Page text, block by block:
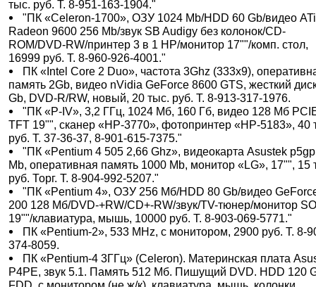
тыс. руб. Т. 8-951-163-1904."
"ПК «Celeron-1700», ОЗУ 1024 Мb/HDD 60 Gb/видео ATi
Radeon 9600 256 Mb/звук SB Audigy без колонок/CD-
ROM/DVD-RW/принтер 3 в 1 НР/монитор 17""/комп. стол,
16999 руб. Т. 8-960-926-4001."
ПК «Intel Core 2 Duo», частота 3Ghz (333x9),
память 2Gb, видео nVidia GeForce 8600 GTS, жесткий
Gb, DVD-R/RW, новый, 20 тыс. руб. Т. 8-913-317-1976.
"ПК «P-IV», 3,2 ГГц, 1024 Мб, 160 Гб, видео 128 Мб
TFT 19"", сканер «НР-3770», фотопринтер «НР-5183», 40
руб. Т. 37-36-37, 8-901-615-7375."
"ПК «Pentium 4 505 2,66 Ghz», видеокарта Asustek
Mb, оперативная память 1000 Mb, монитор «LG», 17"", 15
руб. Торг. Т. 8-904-992-5207."
"ПК «Pentium 4», ОЗУ 256 Мб/HDD 80 Gb/видео
200 128 Мб/DVD-+RW/CD+-RW/звук/TV-тюнер/монитор
19""/клавиатура, мышь, 10000 руб. Т. 8-903-069-5771."
ПК «Pentium-2», 533 MHz, с монитором, 2900 руб. Т. 8-
374-8059.
ПК «Pentium-4 3ГГц» (Celeron). Материнская плата
P4PE, звук 5.1. Память 512 Мб. Пишущий DVD. HDD 120